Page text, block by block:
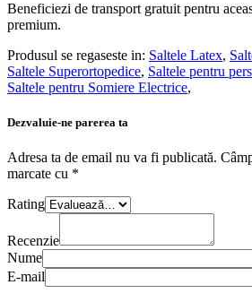
Beneficiezi de transport gratuit pentru
premium.
Produsul se regaseste in: Saltele Latex,
Saltele Superortopedice, Saltele pentru
Saltele pentru Somiere Electrice,
Dezvaluie-ne parerea ta
Adresa ta de email nu va fi publicată.
marcate cu *
Rating
Recenzie
Nume
E-mail